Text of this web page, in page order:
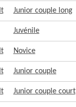
Junior couple long
Juvénile
Novice
Junior couple
Junior couple court